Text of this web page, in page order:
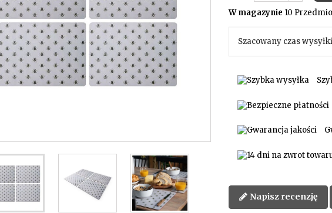
W magazynie 10
Szacowany czas
Napisz recenzję